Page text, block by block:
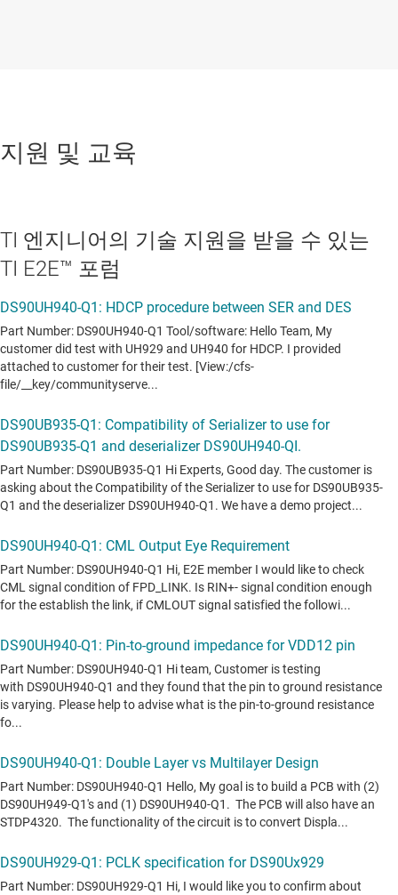
지원 및 교육
TI 엔지니어의 기술 지원을 받을 수 있는
TI E2E™ 포럼